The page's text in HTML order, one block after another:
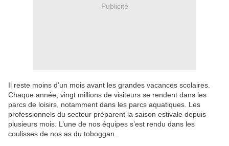
Publicité
Il reste moins d’un mois avant les grandes vacances scolaires.
Chaque année, vingt millions de visiteurs se rendent dans les
parcs de loisirs, notamment dans les parcs aquatiques. Les
professionnels du secteur préparent la saison estivale depuis
plusieurs mois. L’une de nos équipes s’est rendu dans les
coulisses de nos as du toboggan.